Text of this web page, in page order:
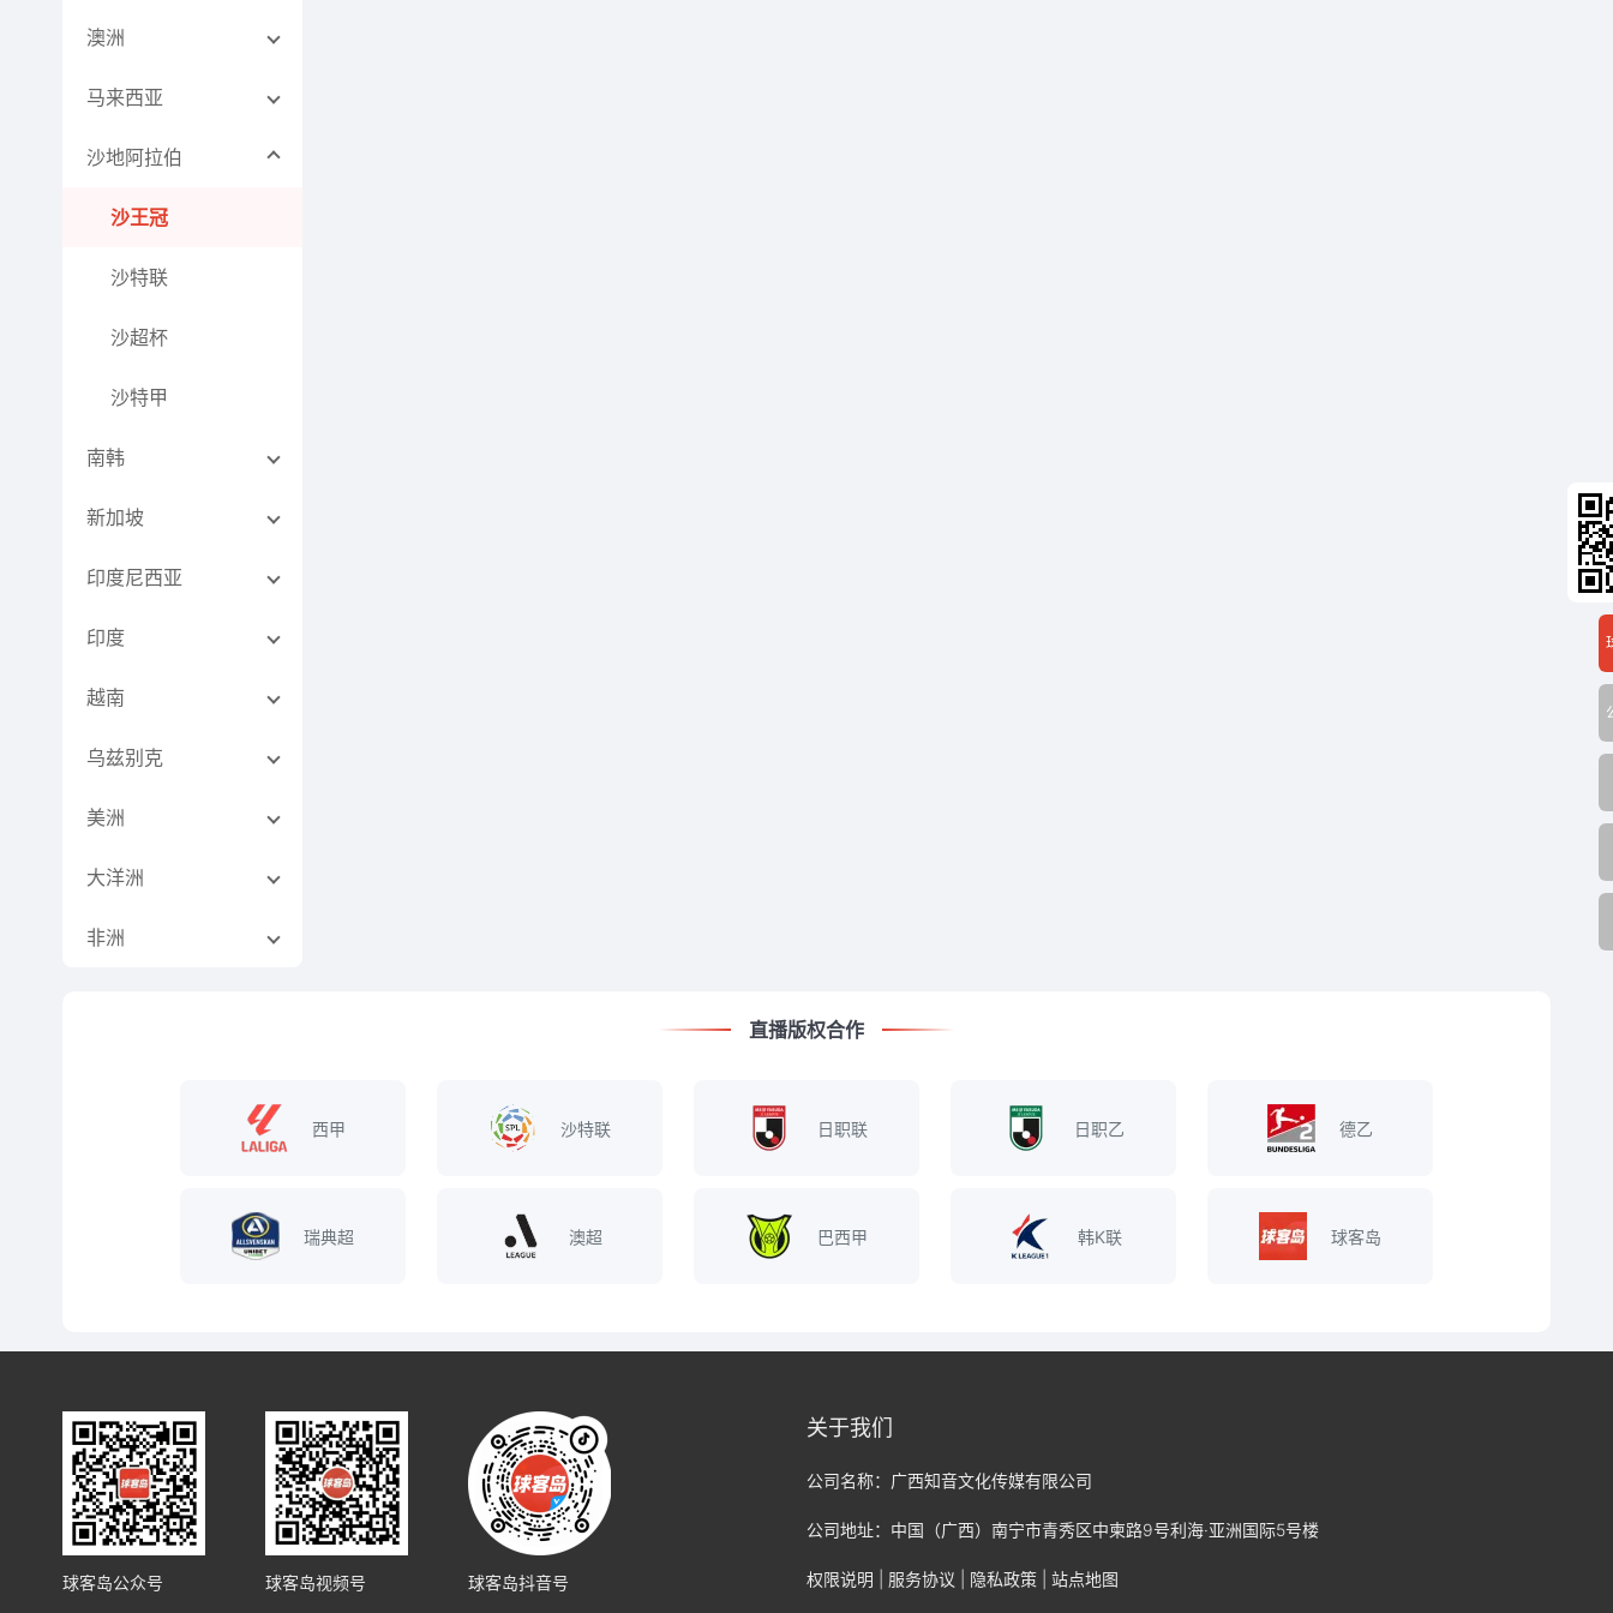
澳洲
马来西亚
沙地阿拉伯
沙王冠
沙特联
沙超杯
沙特甲
南韩
新加坡
印度尼西亚
印度
越南
乌兹别克
美洲
大洋洲
非洲
直播版权合作
西甲 沙特联 日职联 日职乙 德乙
瑞典超 澳超 巴西甲 韩K联 球客岛
球客岛公众号 球客岛视频号 球客岛抖音号
关于我们
公司名称： 广西知音文化传媒有限公司
公司地址： 中国（广西）南宁市青秀区中柬路9号利海·亚洲国际5号楼
权限说明 服务协议 隐私政策 站点地图